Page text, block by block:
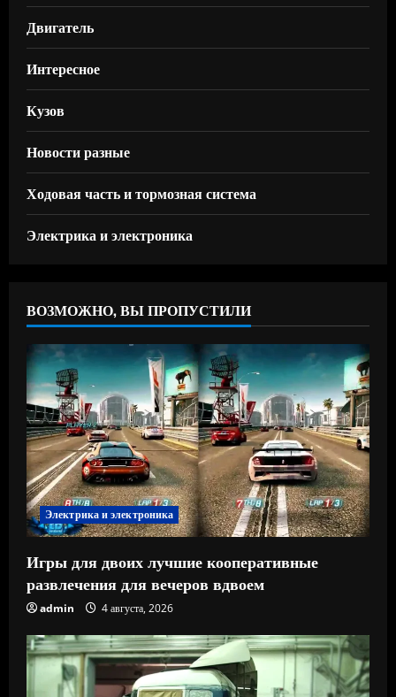
Двигатель
Интересное
Кузов
Новости разные
Ходовая часть и тормозная система
Электрика и электроника
ВОЗМОЖНО, ВЫ ПРОПУСТИЛИ
Электрика и электроника
Игры для двоих лучшие кооперативные
развлечения для вечеров вдвоем
admin 4 августа, 2026